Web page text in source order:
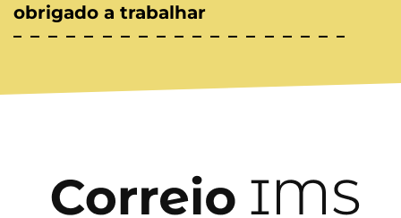
obrigado a trabalhar